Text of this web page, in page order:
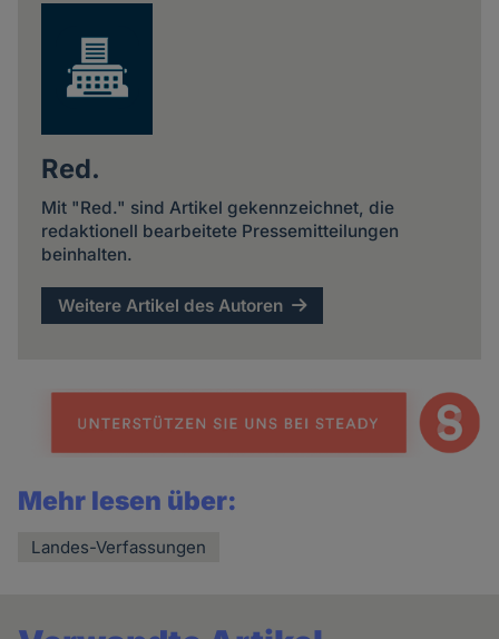
Red.
Mit "Red." sind Artikel gekennzeichnet, die
redaktionell bearbeitete Pressemitteilungen
beinhalten.
Weitere Artikel des Autoren
Mehr lesen über:
Landes-Verfassungen